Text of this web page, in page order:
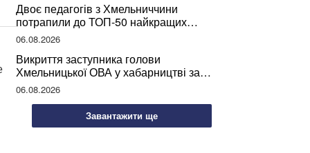
Двоє педагогів з Хмельниччини
потрапили до ТОП-50 найкращих
учителів України
06.08.2026
Викриття заступника голови
Хмельницької ОВА у хабарництві за
підписання контрактів на ремонт доріг
06.08.2026
Завантажити ще